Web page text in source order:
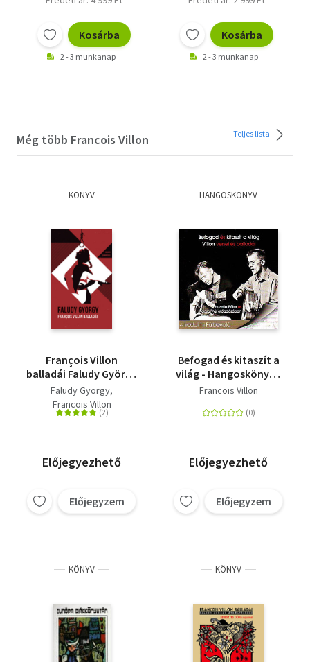
Kosárba
2 - 3 munkanap
Kosárba
2 - 3 munkanap
Még több Francois Villon Teljes lista
KÖNYV
François Villon
balladái Faludy György
átköltésében - Helikon
Zsebkönyvek 111.
Faludy György
Francois Villon
Előjegyezhető
Előjegyzem
HANGOSKÖNYV
Befogad és kitaszít a
világ - Hangoskönyv -
Villon versei és
Francois Villon
Előjegyezhető
Előjegyzem
KÖNYV KÖNYV